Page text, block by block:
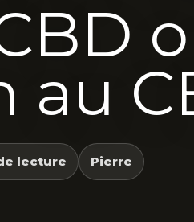
au
lecture Pierre